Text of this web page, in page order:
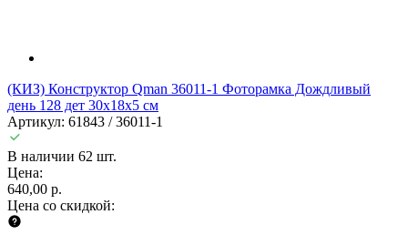
(КИЗ) Конструктор Qman 36011-1 Фоторамка Дождливый
день 128 дет 30х18х5 см
Артикул: 61843 / 36011-1
В наличии 62 шт.
Цена:
640,00 р.
Цена со скидкой: